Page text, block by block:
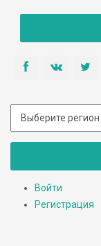
Войти
Регистрация